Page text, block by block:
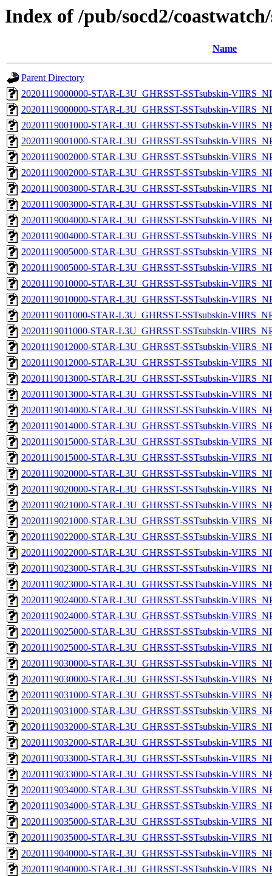
Index of /pub/socd2/
Name
Parent Directory
20201119000000-STAR-L3U_GHRSST-SSTsubskin-
20201119000000-STAR-L3U_GHRSST-SSTsubskin-
20201119001000-STAR-L3U_GHRSST-SSTsubskin-
20201119001000-STAR-L3U_GHRSST-SSTsubskin-
20201119002000-STAR-L3U_GHRSST-SSTsubskin-
20201119002000-STAR-L3U_GHRSST-SSTsubskin-
20201119003000-STAR-L3U_GHRSST-SSTsubskin-
20201119003000-STAR-L3U_GHRSST-SSTsubskin-
20201119004000-STAR-L3U_GHRSST-SSTsubskin-
20201119004000-STAR-L3U_GHRSST-SSTsubskin-
20201119005000-STAR-L3U_GHRSST-SSTsubskin-
20201119005000-STAR-L3U_GHRSST-SSTsubskin-
20201119010000-STAR-L3U_GHRSST-SSTsubskin-
20201119010000-STAR-L3U_GHRSST-SSTsubskin-
20201119011000-STAR-L3U_GHRSST-SSTsubskin-
20201119011000-STAR-L3U_GHRSST-SSTsubskin-
20201119012000-STAR-L3U_GHRSST-SSTsubskin-
20201119012000-STAR-L3U_GHRSST-SSTsubskin-
20201119013000-STAR-L3U_GHRSST-SSTsubskin-
20201119013000-STAR-L3U_GHRSST-SSTsubskin-
20201119014000-STAR-L3U_GHRSST-SSTsubskin-
20201119014000-STAR-L3U_GHRSST-SSTsubskin-
20201119015000-STAR-L3U_GHRSST-SSTsubskin-
20201119015000-STAR-L3U_GHRSST-SSTsubskin-
20201119020000-STAR-L3U_GHRSST-SSTsubskin-
20201119020000-STAR-L3U_GHRSST-SSTsubskin-
20201119021000-STAR-L3U_GHRSST-SSTsubskin-
20201119021000-STAR-L3U_GHRSST-SSTsubskin-
20201119022000-STAR-L3U_GHRSST-SSTsubskin-
20201119022000-STAR-L3U_GHRSST-SSTsubskin-
20201119023000-STAR-L3U_GHRSST-SSTsubskin-
20201119023000-STAR-L3U_GHRSST-SSTsubskin-
20201119024000-STAR-L3U_GHRSST-SSTsubskin-
20201119024000-STAR-L3U_GHRSST-SSTsubskin-
20201119025000-STAR-L3U_GHRSST-SSTsubskin-
20201119025000-STAR-L3U_GHRSST-SSTsubskin-
20201119030000-STAR-L3U_GHRSST-SSTsubskin-
20201119030000-STAR-L3U_GHRSST-SSTsubskin-
20201119031000-STAR-L3U_GHRSST-SSTsubskin-
20201119031000-STAR-L3U_GHRSST-SSTsubskin-
20201119032000-STAR-L3U_GHRSST-SSTsubskin-
20201119032000-STAR-L3U_GHRSST-SSTsubskin-
20201119033000-STAR-L3U_GHRSST-SSTsubskin-
20201119033000-STAR-L3U_GHRSST-SSTsubskin-
20201119034000-STAR-L3U_GHRSST-SSTsubskin-
20201119034000-STAR-L3U_GHRSST-SSTsubskin-
20201119035000-STAR-L3U_GHRSST-SSTsubskin-
20201119035000-STAR-L3U_GHRSST-SSTsubskin-
20201119040000-STAR-L3U_GHRSST-SSTsubskin-
20201119040000-STAR-L3U_GHRSST-SSTsubskin-